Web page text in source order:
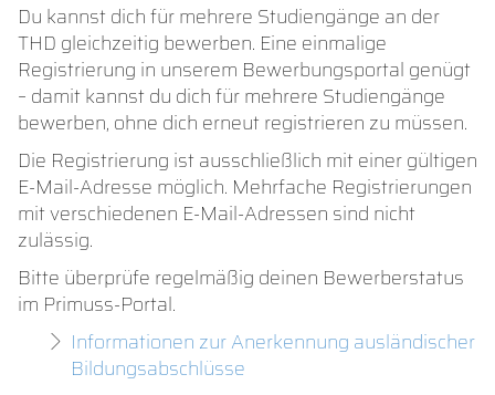
Du kannst dich für mehrere Studiengänge an der
THD gleichzeitig bewerben. Eine einmalige
Registrierung in unserem Bewerbungsportal genügt
– damit kannst du dich für mehrere Studiengänge
bewerben, ohne dich erneut registrieren zu müssen.
Die Registrierung ist ausschließlich mit einer gültigen
E-Mail-Adresse möglich. Mehrfache Registrierungen
mit verschiedenen E-Mail-Adressen sind nicht
zulässig.
Bitte überprüfe regelmäßig deinen Bewerberstatus
im Primuss-Portal.
Informationen zur Anerkennung ausländischer
Bildungsabschlüsse